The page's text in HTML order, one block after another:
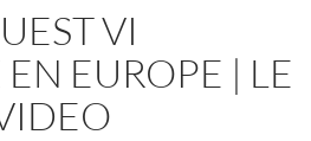
VI
EUROPE | LE